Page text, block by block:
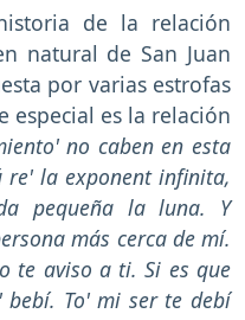
de la relación
natural de San Juan
por varias estrofas
especial es la relación
no caben en esta
re' la exponent infinita,
pequeña la luna. Y
más cerca de mí.
te aviso a ti. Si es que
To' mi ser te debí